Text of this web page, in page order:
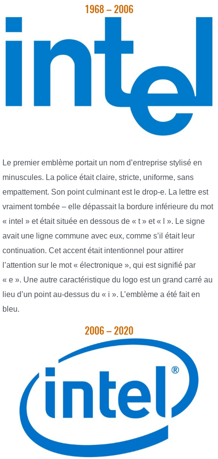
1968 – 2006
Le premier emblème portait un nom d’entreprise stylisé en
minuscules. La police était claire, stricte, uniforme, sans
empattement. Son point culminant est le drop-e. La lettre est
vraiment tombée – elle dépassait la bordure inférieure du mot
« intel » et était située en dessous de « t » et « l ». Le signe
avait une ligne commune avec eux, comme s’il était leur
continuation. Cet accent était intentionnel pour attirer
l’attention sur le mot « électronique », qui est signifié par
« e ». Une autre caractéristique du logo est un grand carré au
lieu d’un point au-dessus du « i ». L’emblème a été fait en
bleu.
2006 – 2020